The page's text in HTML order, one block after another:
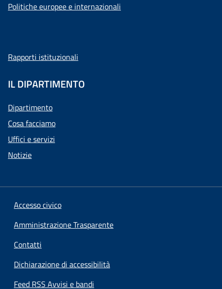
Politiche europee e internazionali
Rapporti istituzionali
IL DIPARTIMENTO
Dipartimento
Cosa facciamo
Uffici e servizi
Notizie
Accesso civico
Amministrazione Trasparente
Contatti
Dichiarazione di accessibilità
Feed RSS Avvisi e bandi